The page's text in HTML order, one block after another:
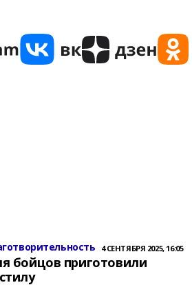
4 СЕНТЯБРЯ 2025, 16:05
бойцов приготовили